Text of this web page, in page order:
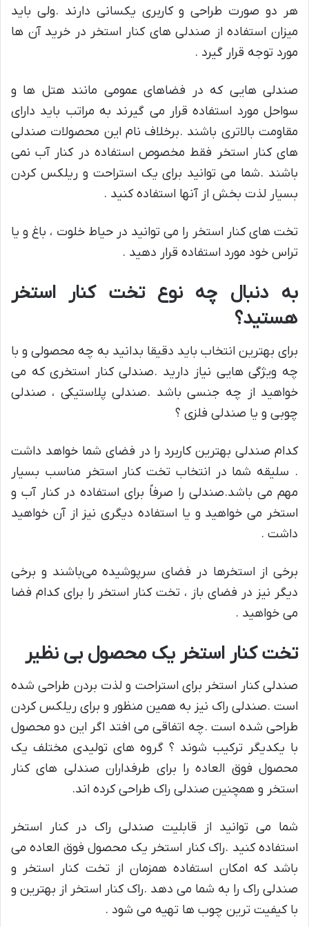
هر دو صورت طراحی و کاربری یکسانی دارند .ولی باید
میزان استفاده از صندلی های کنار استخر در خرید آن ها
مورد توجه قرار گیرد .
صندلی هایی که در فضاهای عمومی مانند هتل ها و
سواحل مورد استفاده قرار می گیرند به مراتب باید دارای
مقاومت بالاتری باشند .برخلاف نام این محصولات صندلی
های کنار استخر فقط مخصوص استفاده در کنار آب نمی
باشند .شما می توانید برای یک استراحت و ریلکس کردن
بسیار لذت بخش از آنها استفاده کنید .
تخت های کنار استخر را می توانید در حیاط خلوت ، باغ و یا
تراس خود مورد استفاده قرار دهید .
به دنبال چه نوع تخت کنار استخر
هستید؟
برای بهترین انتخاب باید دقیقا بدانید به چه محصولی و با
چه ویژگی هایی نیاز دارید .صندلی کنار استخری که می
خواهید از چه جنسی باشد .صندلی پلاستیکی ، صندلی
چوبی و یا صندلی فلزی ؟
کدام صندلی بهترین کاربرد را در فضای شما خواهد داشت
. سلیقه شما در انتخاب تخت کنار استخر مناسب بسیار
مهم می باشد.صندلی را صرفاً برای استفاده در کنار آب و
استخر می خواهید و یا استفاده دیگری نیز از آن خواهید
داشت .
برخی از استخرها در فضای سرپوشیده می‌باشند و برخی
دیگر نیز در فضای باز ، تخت کنار استخر را برای کدام فضا
می خواهید .
تخت کنار استخر یک محصول بی نظیر
صندلی کنار استخر برای استراحت و لذت بردن طراحی شده
است .صندلی راک نیز به همین منظور و برای ریلکس کردن
طراحی شده است .چه اتفاقی می افتد اگر این دو محصول
با یکدیگر ترکیب شوند ؟ گروه های تولیدی مختلف یک
محصول فوق العاده را برای طرفداران صندلی های کنار
استخر و همچنین صندلی راک طراحی کرده اند.
شما می توانید از قابلیت صندلی راک در کنار استخر
استفاده کنید .راک کنار استخر یک محصول فوق العاده می
باشد که امکان استفاده همزمان از تخت کنار استخر و
صندلی راک را به شما می دهد .راک کنار استخر از بهترین و
با کیفیت ترین چوب ها تهیه می شود .